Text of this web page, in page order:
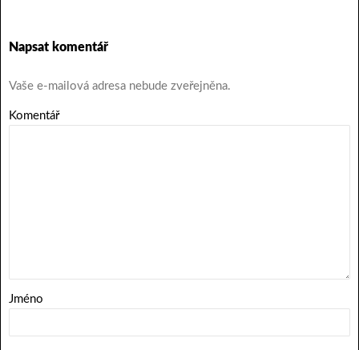
Napsat komentář
Vaše e-mailová adresa nebude zveřejněna.
Komentář
Jméno